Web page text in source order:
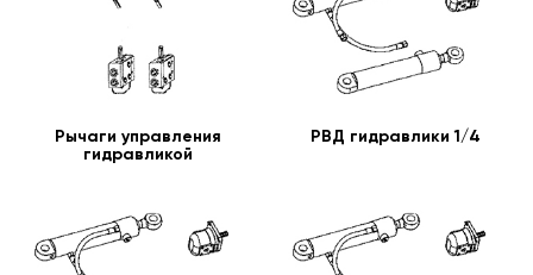
Рычаги управления
гидравликой
РВД гидравлики 1/4